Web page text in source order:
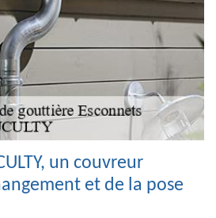
un couvreur
et de la pose